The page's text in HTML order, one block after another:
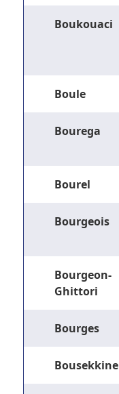
Boukouaci
Boule
Bourega
Bourel
Bourgeois
Bourgeon-
Ghittori
Bourges
Bousekkine